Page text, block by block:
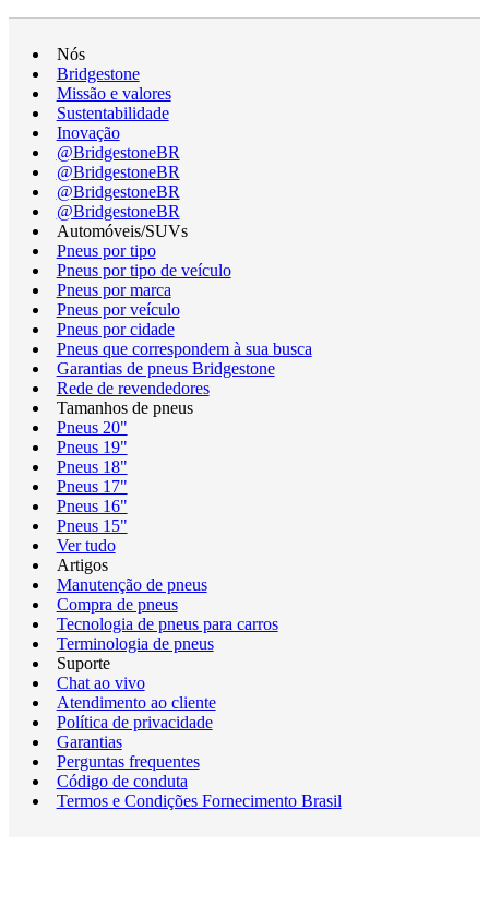
Nós
Bridgestone
Missão e valores
Sustentabilidade
Inovação
@BridgestoneBR
@BridgestoneBR
@BridgestoneBR
@BridgestoneBR
Automóveis/SUVs
Pneus por tipo
Pneus por tipo de veículo
Pneus por marca
Pneus por veículo
Pneus por cidade
Pneus que correspondem à sua busca
Garantias de pneus Bridgestone
Rede de revendedores
Tamanhos de pneus
Pneus 20"
Pneus 19"
Pneus 18"
Pneus 17"
Pneus 16"
Pneus 15"
Ver tudo
Artigos
Manutenção de pneus
Compra de pneus
Tecnologia de pneus para carros
Terminologia de pneus
Suporte
Chat ao vivo
Atendimento ao cliente
Política de privacidade
Garantias
Perguntas frequentes
Código de conduta
Termos e Condições Fornecimento Brasil